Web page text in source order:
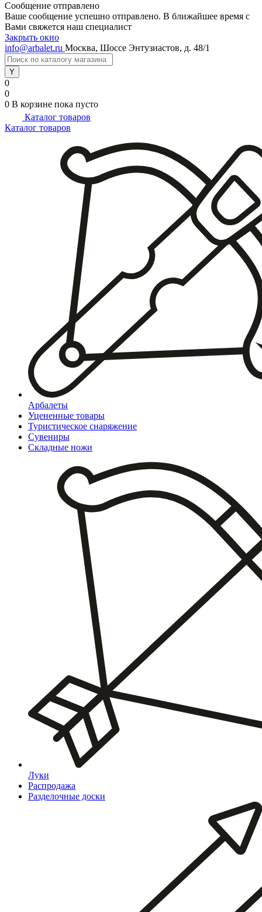
Сообщение отправлено
Ваше сообщение успешно отправлено. В ближайшее время с
Вами свяжется наш специалист
Закрыть окно
info@arbalet.ru Москва, Шоссе Энтузиастов, д. 48/1
0
0
0 В корзине пока пусто
Каталог товаров
Каталог товаров
Арбалеты
Уцененные товары
Туристическое снаряжение
Сувениры
Складные ножи
Луки
Распродажа
Разделочные доски